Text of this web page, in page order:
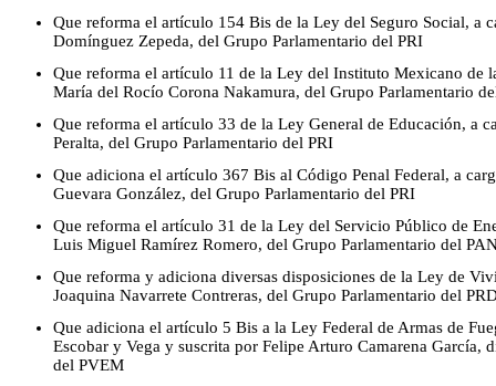
Que reforma el artículo 154 Bis de la Ley del Seguro Social, a
Domínguez Zepeda, del Grupo Parlamentario del PRI
Que reforma el artículo 11 de la Ley del Instituto Mexicano de
María del Rocío Corona Nakamura, del Grupo Parlamentario
Que reforma el artículo 33 de la Ley General de Educación, a
Peralta, del Grupo Parlamentario del PRI
Que adiciona el artículo 367 Bis al Código Penal Federal, a
Guevara González, del Grupo Parlamentario del PRI
Que reforma el artículo 31 de la Ley del Servicio Público de
Luis Miguel Ramírez Romero, del Grupo Parlamentario del
Que reforma y adiciona diversas disposiciones de la Ley de
Joaquina Navarrete Contreras, del Grupo Parlamentario del
Que adiciona el artículo 5 Bis a la Ley Federal de Armas de
Escobar y Vega y suscrita por Felipe Arturo Camarena García,
del PVEM